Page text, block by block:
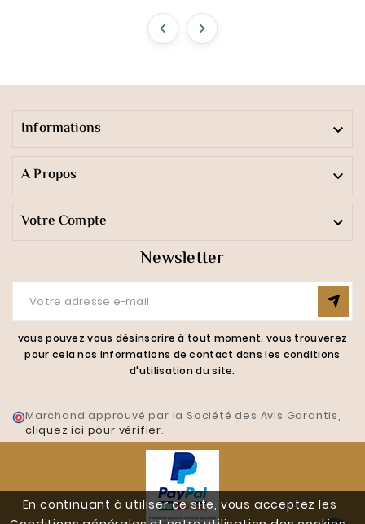
En continuant à utiliser ce site, vous acceptez les
Chaleureuse Et
Douce Et Lumineuse
 
Informations 
A Propos 
Votre Compte 
Newsletter
vous pouvez vous désinscrire à tout moment. vous trouverez
pour cela nos informations de contact dans les conditions
d'utilisation du site.
Marchand approuvé par la Société des Avis Garantis,
cliquez ici pour vérifier.